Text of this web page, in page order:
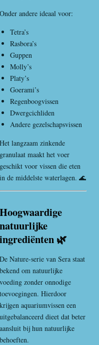
Onder andere ideaal voor:
Tetra’s
Rasbora’s
Guppen
Molly’s
Platy’s
Goerami’s
Regenboogvissen
Dwergcichliden
Andere gezelschapsvissen
Het langzaam zinkende
granulaat maakt het voer
geschikt voor vissen die eten
in de middelste waterlagen. 🌊
Hoogwaardige
natuurlijke
ingrediënten 🌿
De Nature-serie van Sera staat
bekend om natuurlijke
voeding zonder onnodige
toevoegingen. Hierdoor
krijgen aquariumvissen een
uitgebalanceerd dieet dat beter
aansluit bij hun natuurlijke
behoeften.